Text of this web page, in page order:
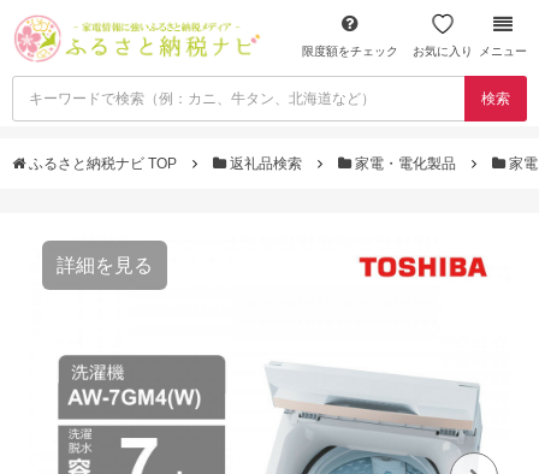
限度額をチェック お気に入り メニュー
検索
ふるさと納税ナビ TOP 返礼品検索 家電・電化製品 家電
詳細を見る